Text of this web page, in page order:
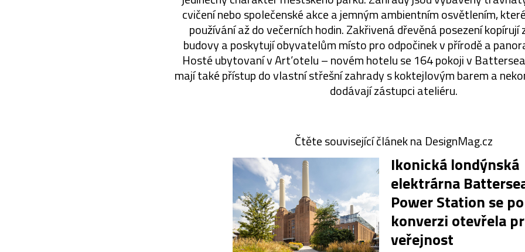
cvičení nebo společenské akce a jemným ambientním osvětlením,
používání až do večerních hodin. Zakřivená dřevěná posezení
budovy a poskytují obyvatelům místo pro odpočinek v přírodě a
Hosté ubytovaní v Art’otelu – novém hotelu se 164 pokoji v
mají také přístup do vlastní střešní zahrady s koktejlovým barem a
dodávají zástupci ateliéru.
Čtěte související článek na DesignMag.cz
Ikonická londýnská
elektrárna
Power Station se po
konverzi otevřela
veřejnost